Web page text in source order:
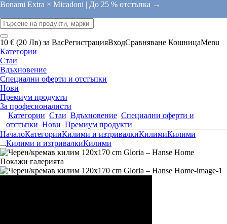
Bonami Extra × Micadoni | До 25 % отстъпка →
10 € (20 Лв) за ВасРегистрацияВходСравняване КошницаMenu
Категории
Стаи
Вдъхновение
Специални оферти и отстъпки
Нови
Премиум продукти
За професионалисти
Категории Стаи Вдъхновение Специални оферти и
отстъпки Нови Премиум продукти
НачалоКатегорииКилими и изтривалкиКилимиКилими
...Килими и изтривалкиКилими
Покажи галерията